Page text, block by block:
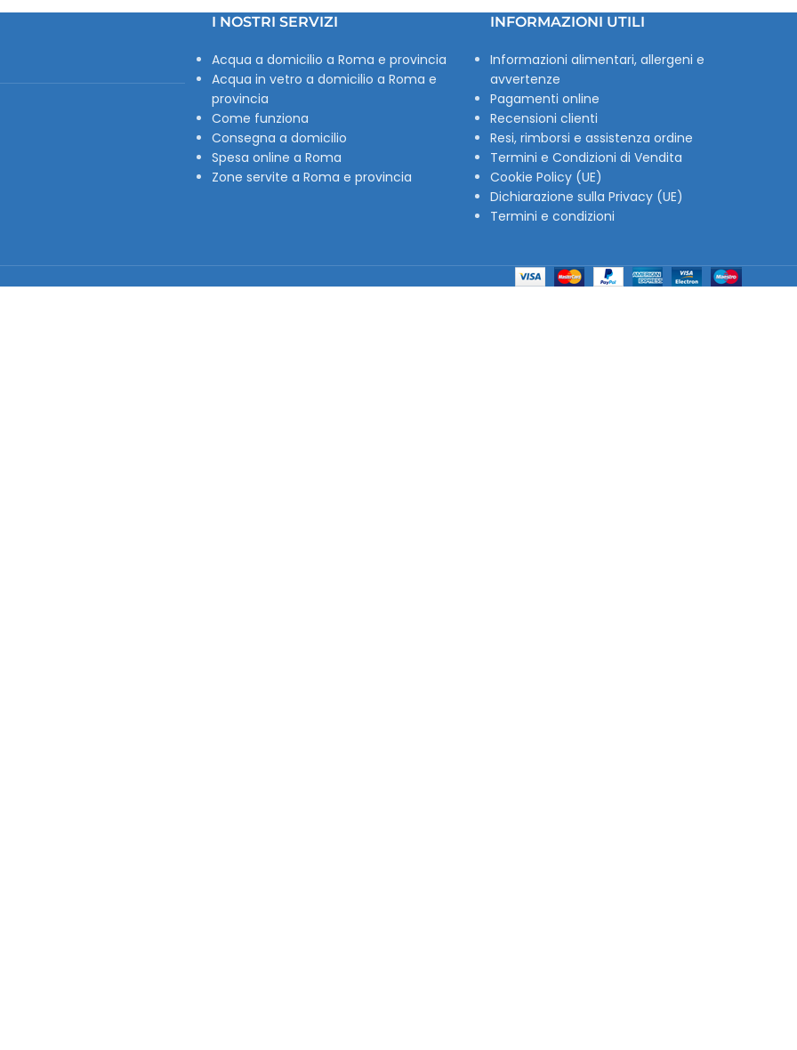
I NOSTRI SERVIZI
Acqua a domicilio a Roma e provincia
Acqua in vetro a domicilio a Roma e
provincia
Come funziona
Consegna a domicilio
Spesa online a Roma
Zone servite a Roma e provincia
INFORMAZIONI UTILI
Informazioni alimentari, allergeni e
avvertenze
Pagamenti online
Recensioni clienti
Resi, rimborsi e assistenza ordine
Termini e Condizioni di Vendita
Cookie Policy (UE)
Dichiarazione sulla Privacy (UE)
Termini e condizioni